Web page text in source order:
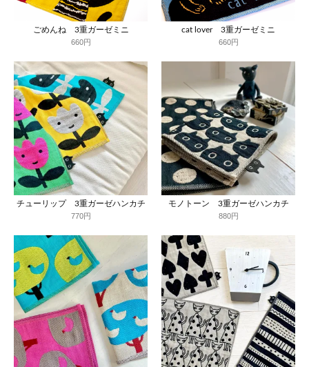
ごめんね 3重ガーゼミニ
660円
cat lover 3重ガーゼミニ
660円
チューリップ 3重ガーゼハンカチ
770円
モノトーン 3重ガーゼハンカチ
880円